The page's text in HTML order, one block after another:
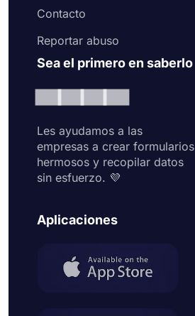
Contacto
Reportar abuso
Sea el primero en saberlo
Les ayudamos a las
empresas a crear formularios
hermosos y recopilar datos
sin esfuerzo. 💜
Aplicaciones